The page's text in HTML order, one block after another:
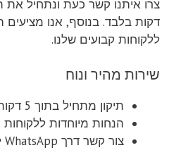
דקות בלבד. בנוסף, אנו מציעים
ללקוחות קבועים שלנו.
שירות מהיר ונוח
תיקון מתחיל בתוך 5 דקות
הנחות מיוחדות ללקוחות
צור קשר דרך WhatsApp לנוחותכם